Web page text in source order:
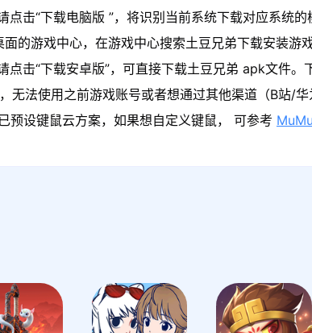
击“下载电脑版 ”，将识别当前系统下载对应系统
的游戏中心，在游戏中心搜索土豆兄弟下载安装游戏
击“下载安卓版”，可直接下载土豆兄弟 apk文件。
无法使用之前游戏账号或者想通过其他渠道（B站/
预设键鼠云方案，如果想自定义键鼠， 可参考